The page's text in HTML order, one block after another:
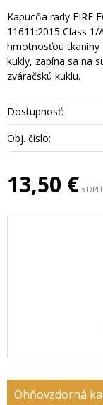
Kapucňa rady FIRE
11611:2015 Class
hmotnosťou tkaniny
kukly, zapína sa na
zváračskú kuklu.
Dostupnosť:
Obj. čislo:
13,50 € s DPH
Ohňovzdorná